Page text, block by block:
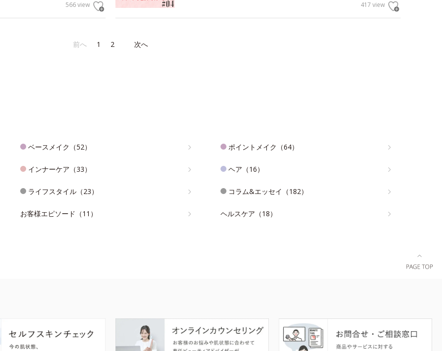
566 view 417 view
前へ 1 2 次へ
ベースメイク（52） ポイントメイク（64）
インナーケア（33） ヘア（16）
ライフスタイル（23） コラム&エッセイ（182）
お客様エピソード（11） ヘルスケア（18）